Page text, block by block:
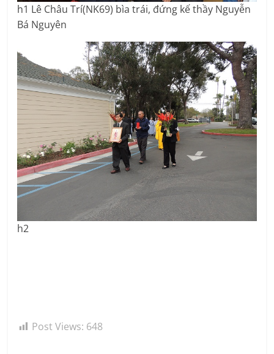
h1 Lê Châu Trí(NK69) bìa trái, đứng kế thầy Nguyễn
Bá Nguyên
h2
Post Views: 648